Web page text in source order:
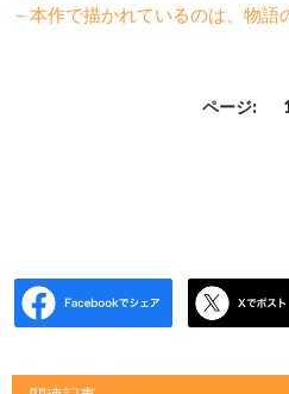
－本作で描かれているのは、物
ページ: